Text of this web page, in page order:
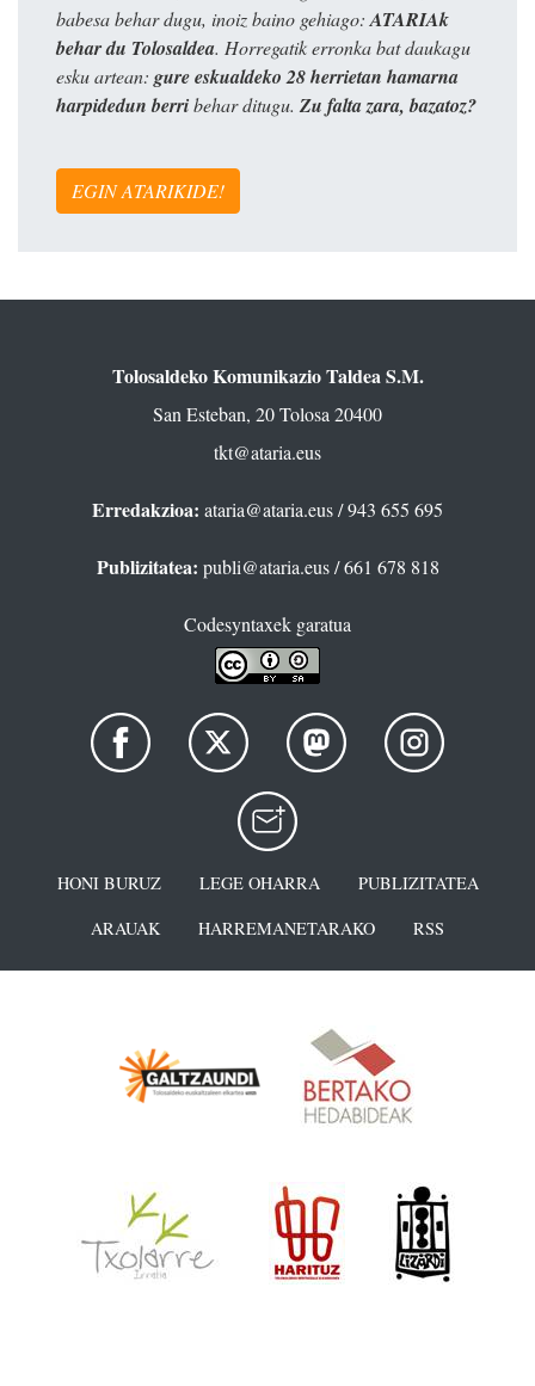
babesa behar dugu, inoiz baino gehiago: ATARIAk
behar du Tolosaldea. Horregatik erronka bat daukagu
esku artean: gure eskualdeko 28 herrietan hamarna
harpidedun berribehar ditugu. Zu falta zara, bazatoz?
EGIN ATARIKIDE!
Tolosaldeko Komunikazio Taldea S.M.
San Esteban, 20 Tolosa 20400
tkt@ataria.eus
Erredakzioa: ataria@ataria.eus/ 943 655 695
Publizitatea: publi@ataria.eus/ 661 678 818
Codesyntaxek garatua
HONI BURUZ LEGE OHARRA
PUBLIZITATEA
ARAUAK
HARREMANETARAKO RSS